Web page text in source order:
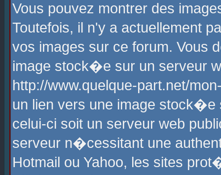
Vous pouvez montrer des
Toutefois, il n'y a actuellement
vos images sur ce forum. Vous
image stock�e sur un serveur
http://www.quelque-part.net/
un lien vers une image
celui-ci soit un serveur web
serveur n�cessitant une
Hotmail ou Yahoo, les sites